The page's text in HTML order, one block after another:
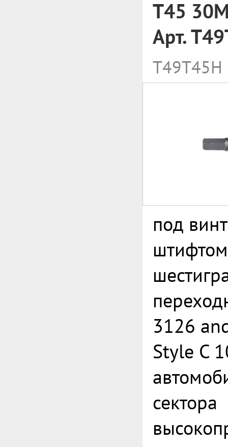
T45
Арт.
T49T45H
под
3126
Style C
сектора